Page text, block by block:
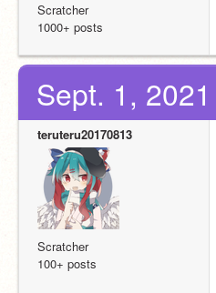
Scratcher
1000+ posts
Sept. 1,
teruteru20170813
Scratcher
100+ posts